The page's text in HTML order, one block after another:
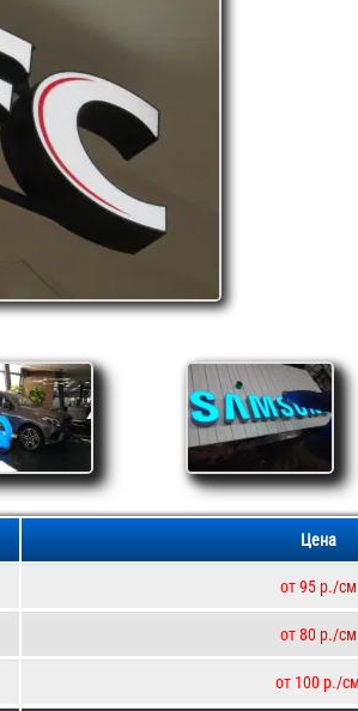
Цена
от 95 р./см
от 80 р./см
от 100 р./